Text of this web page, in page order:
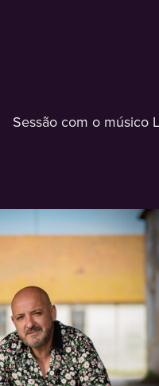
Sessão com o músico